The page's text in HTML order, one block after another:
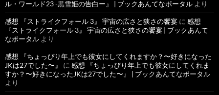
ル・ワールド23 -黒雪姫の告白ー』 | ブックあんてなポータル より
感想 『ストライクフォール 3』 宇宙の広さと狭さの饗宴 に 感想
『ストライクフォール 3』 宇宙の広さと狭さの饗宴 | ブックあんて
なポータル より
感想 『ちょっぴり年上でも彼女にしてくれますか？〜好きになった
JKは27でした〜』
に 感想 『ちょっぴり年上でも彼女にしてくれま
すか？〜好きになったJKは27でした〜』 | ブックあんてなポータル
より